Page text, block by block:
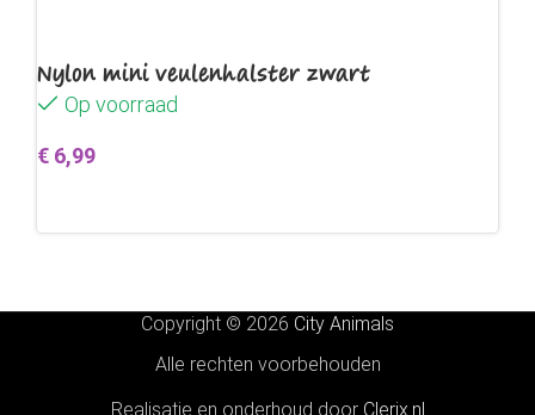
Nylon mini veulenhalster zwart
Op voorraad
€ 6,99
Copyright © 2026 City Animals
Alle rechten voorbehouden
Realisatie en onderhoud door Clerix.nl